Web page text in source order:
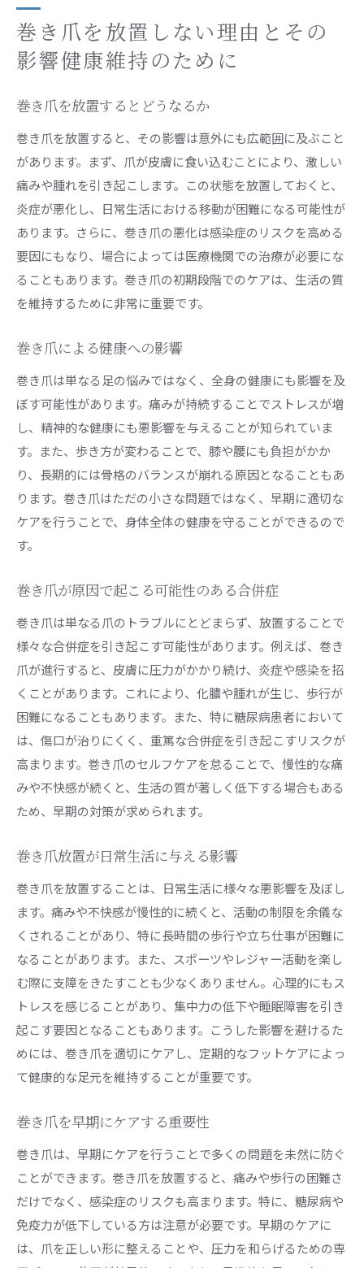
巻き爪を放置しない理由とその
影響健康維持のために
巻き爪を放置するとどうなるか
巻き爪を放置すると、その影響は意外にも広範囲に及ぶこと
があります。まず、爪が皮膚に食い込むことにより、激しい
痛みや腫れを引き起こします。この状態を放置しておくと、
炎症が悪化し、日常生活における移動が困難になる可能性が
あります。さらに、巻き爪の悪化は感染症のリスクを高める
要因にもなり、場合によっては医療機関での治療が必要にな
ることもあります。巻き爪の初期段階でのケアは、生活の質
を維持するために非常に重要です。
巻き爪による健康への影響
巻き爪は単なる足の悩みではなく、全身の健康にも影響を及
ぼす可能性があります。痛みが持続することでストレスが増
し、精神的な健康にも悪影響を与えることが知られていま
す。また、歩き方が変わることで、膝や腰にも負担がかか
り、長期的には骨格のバランスが崩れる原因となることもあ
ります。巻き爪はただの小さな問題ではなく、早期に適切な
ケアを行うことで、身体全体の健康を守ることができるので
す。
巻き爪が原因で起こる可能性のある合併症
巻き爪は単なる爪のトラブルにとどまらず、放置することで
様々な合併症を引き起こす可能性があります。例えば、巻き
爪が進行すると、皮膚に圧力がかかり続け、炎症や感染を招
くことがあります。これにより、化膿や腫れが生じ、歩行が
困難になることもあります。また、特に糖尿病患者において
は、傷口が治りにくく、重篤な合併症を引き起こすリスクが
高まります。巻き爪のセルフケアを怠ることで、慢性的な痛
みや不快感が続くと、生活の質が著しく低下する場合もある
ため、早期の対策が求められます。
巻き爪放置が日常生活に与える影響
巻き爪を放置することは、日常生活に様々な悪影響を及ぼし
ます。痛みや不快感が慢性的に続くと、活動の制限を余儀な
くされることがあり、特に長時間の歩行や立ち仕事が困難に
なることがあります。また、スポーツやレジャー活動を楽し
む際に支障をきたすことも少なくありません。心理的にもス
トレスを感じることがあり、集中力の低下や睡眠障害を引き
起こす要因となることもあります。こうした影響を避けるた
めには、巻き爪を適切にケアし、定期的なフットケアによっ
て健康的な足元を維持することが重要です。
巻き爪を早期にケアする重要性
巻き爪は、早期にケアを行うことで多くの問題を未然に防ぐ
ことができます。巻き爪を放置すると、痛みや歩行の困難さ
だけでなく、感染症のリスクも高まります。特に、糖尿病や
免疫力が低下している方は注意が必要です。早期のケアに
は、爪を正しい形に整えることや、圧力を和らげるための専